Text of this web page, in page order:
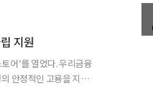
지원
어’를 열었다. 우리금융
안정적인 고용을 지원